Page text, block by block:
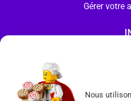
Nous
Gérer votre